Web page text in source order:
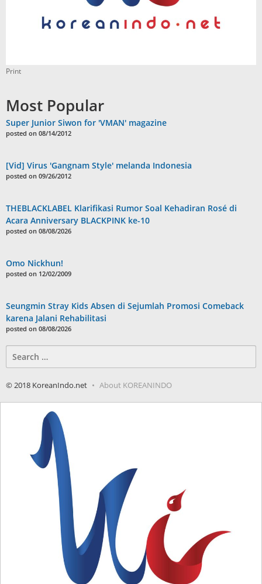
Print
Most Popular
Super Junior Siwon for 'VMAN' magazine
posted on 08/14/2012
[Vid] Virus 'Gangnam Style' melanda Indonesia
posted on 09/26/2012
THEBLACKLABEL Klarifikasi Rumor Soal Kehadiran Rosé di
Acara Anniversary BLACKPINK ke-10
posted on 08/08/2026
Omo Nickhun!
posted on 12/02/2009
Seungmin Stray Kids Absen di Sejumlah Promosi Comeback
karena Jalani Rehabilitasi
posted on 08/08/2026
for:
© 2018 KoreanIndo.net About KOREANINDO